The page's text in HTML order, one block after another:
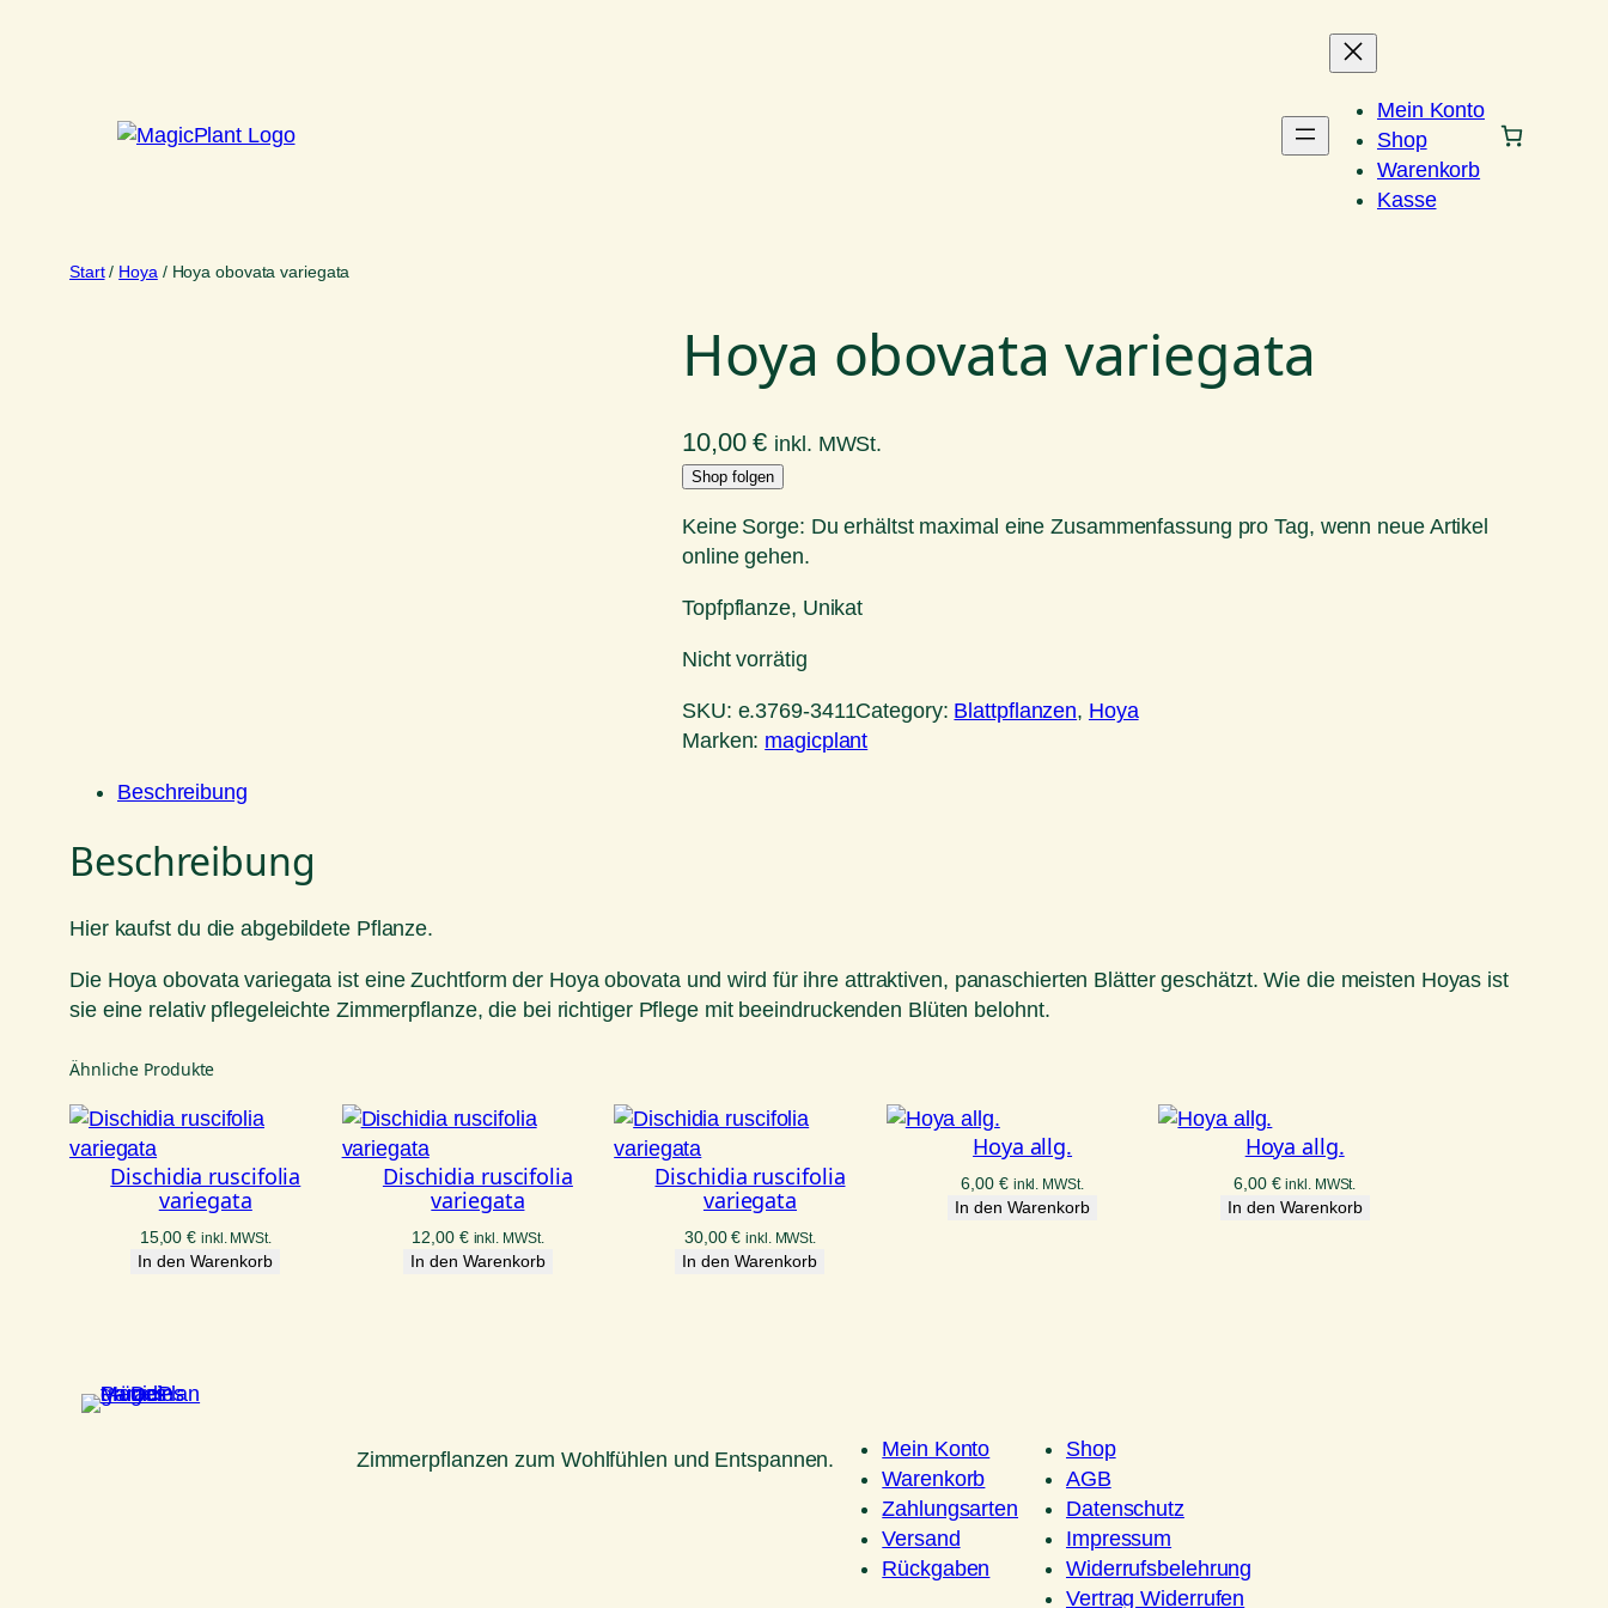
Mein Konto
Shop
Warenkorb
Kasse
Start/ Hoya / Hoya obovata variegata
Hoya obovata variegata
10,00€ inkl. MWSt.
Shop folgen
Keine Sorge: Du erhältst maximal eine Zusammenfassung pro Tag, wenn neue Artikel
online gehen.
Topfpflanze, Unikat
Nicht vorrätig
SKU: e.3769-3411Category: Blattpflanzen, Hoya
Marken: magicplant
Beschreibung
Beschreibung
Hier kaufst du die abgebildete Pflanze.
Die Hoya obovata variegata ist eine Zuchtform der Hoya obovata und wird für ihre attraktiven, panaschierten Blätter geschätzt. Wie die meisten Hoyas ist
sie eine relativ pflegeleichte Zimmerpflanze, die bei richtiger Pflege mit beeindruckenden Blüten belohnt.
Ähnliche Produkte
Dischidia ruscifolia
variegata
15,00€ inkl. MWSt.
In den Warenkorb
Dischidia ruscifolia
variegata
12,00 € inkl. MWSt.
In den Warenkorb
Dischidia ruscifolia
variegata
30,00€ inkl. MWSt.
In den Warenkorb
Hoya allg.
6,00 € inkl. MWSt.
In den Warenkorb
Hoya allg.
6,00 € inkl. MWSt.
In den Warenkorb
Zimmerpflanzen zum Wohlfühlen und Entspannen.
Mein Konto
Warenkorb
Zahlungsarten
Versand
Rückgaben
Shop
AGB
Datenschutz
Impressum
Widerrufsbelehrung
Vertrag Widerrufen